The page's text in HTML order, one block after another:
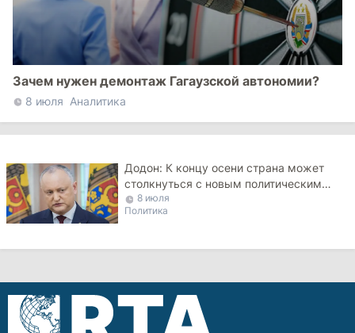
Зачем нужен демонтаж Гагаузской автономии?
8 июля Аналитика
Додон: К концу осени страна может
столкнуться с новым политическим
кризисом
8 июля
Политика